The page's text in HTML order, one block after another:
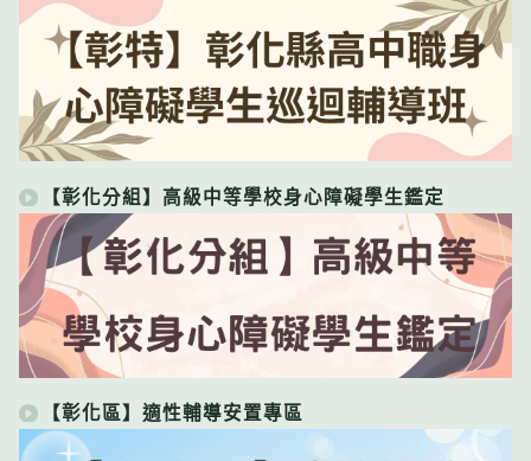
【彰化分組】高級中等學校身心障礙學生鑑定
【彰化區】適性輔導安置專區